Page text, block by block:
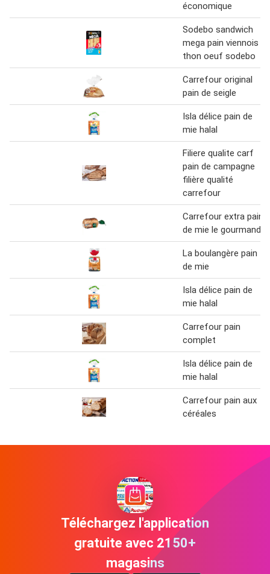
économique
Sodebo sandwich
mega pain viennois
thon oeuf sodebo
Carrefour original
pain de seigle
Isla délice pain de
mie halal
Filiere qualite carf
pain de campagne
filière qualité
carrefour
Carrefour extra pain
de mie le gourmand
La boulangère pain
de mie
Isla délice pain de
mie halal
Carrefour pain
complet
Isla délice pain de
mie halal
Carrefour pain aux
céréales
Téléchargez l'application
gratuite avec 2150+
magasins